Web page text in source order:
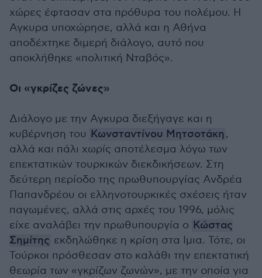
χώρες έφτασαν στα πρόθυρα του πολέμου. Η
Αγκυρα υποχώρησε, αλλά και η Αθήνα
αποδέχτηκε διμερή διάλογο, αυτό που
αποκλήθηκε «πολιτική Νταβός».
Οι «γκρίζες ζώνες»
Διάλογο με την Αγκυρα διεξήγαγε και η
κυβέρνηση του Κωνσταντίνου Μητσοτάκη,
αλλά και πάλι χωρίς αποτέλεσμα λόγω των
επεκτατικών τουρκικών διεκδικήσεων. Στη
δεύτερη περίοδο της πρωθυπουργίας Ανδρέα
Παπανδρέου οι ελληνοτουρκικές σχέσεις ήταν
παγωμένες, αλλά στις αρχές του 1996, μόλις
είχε αναλάβει την πρωθυπουργία ο Κώστας
Σημίτης εκδηλώθηκε η κρίση στα Ιμια. Τότε, οι
Τούρκοι πρόσθεσαν στο καλάθι την επεκτατική
θεωρία των «γκρίζων ζωνών», με την οποία για